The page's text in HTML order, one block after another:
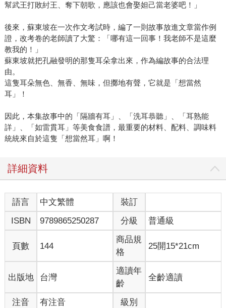
幫武王打敗紂王、奪下朝歌，應該也會娶妲己當老婆吧！」
後來，蘇東坡在一次作文考試時，編了一則故事放進文章當作例
證，改考卷的老師讀了大驚：「哪有這一回事！我老師不是這麼
教我的！」
蘇東坡就把孔融發明的那隻耳朵拿出來，作為編故事的合法理
由。
這隻耳朵無色、無香、無味，但擲地有聲，它就是「想當然
耳」！
因此，本集故事中的「隔牆有耳」、「洗耳恭聽」、「耳熟能
詳」、「如雷貫耳」等美食食譜，最重要的材料、配料、調味料
統統來自於這隻「想當然耳」啊！
詳細資料
語言 中文繁體
裝訂
ISBN
9789865250287 分級 普通級
頁數 144
商品規
格
25開15*21cm
出版地 台灣
適讀年
齡
全齡適讀
注音 有注音 級別